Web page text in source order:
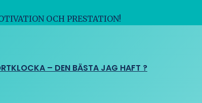
OCH PRESTATION!
– DEN BÄSTA JAG HAFT ?